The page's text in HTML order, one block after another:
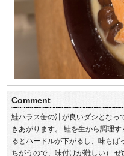
Comment
鮭ハラス缶の汁が良いダシとなっ
きあがります。 鮭を生から調理
るとハードルが下がるし、味もば
ちがうので、味付けが難しい）